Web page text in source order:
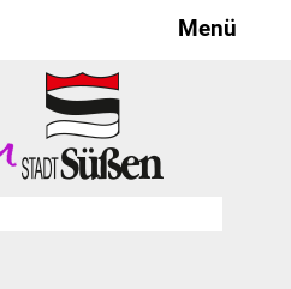
Menü
Stadt & Politik
Bürgermeister